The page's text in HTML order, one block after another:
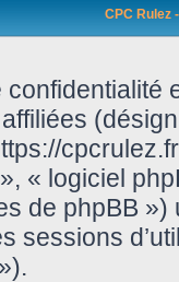
CPC Rulez
confidentialité
« logiciel
de phpBB
sessions